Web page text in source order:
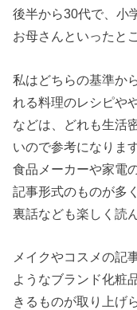
後半から30代で、小
お母さんといったと
私はどちらの基準か
れる料理のレシピや
などは、どれも生活
いので参考になります
食品メーカーや家電
記事形式のものが多
裏話なども楽しく読
メイクやコスメの記
ようなブランド化粧
きるものが取り上げ